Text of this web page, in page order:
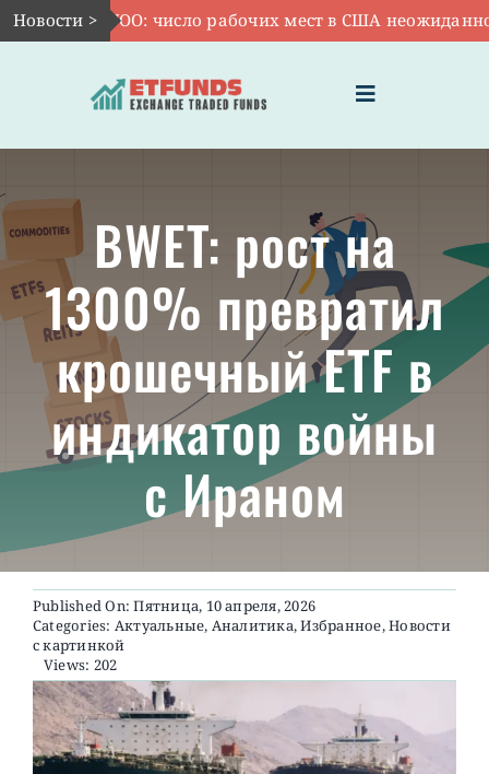
Skip
to
Новости >
Авг 7:VOO: число рабочих мест в США неожиданно
Toggle
Navigation
ЧТО ТАКОЕ ETF
ИНВЕСТИЦИИ В ETF
ТЕМАТИЧЕСКИЕ ETF
АКТУАЛЬНЫЕ
О ПРОЕКТЕ
BWET: рост на
1300% превратил
крошечный ETF в
индикатор войны
с Ираном
Published On: Пятница, 10 апреля, 2026
Categories: Актуальные, Аналитика,Избранное,Новости
с картинкой
Views: 202